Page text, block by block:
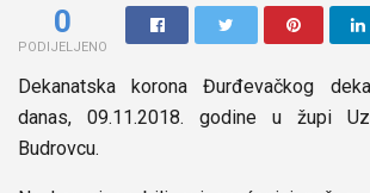
0
PODIJELJENO
Dekanatska korona Đurđevačkog
danas, 09.11.2018. godine u župi
Budrovcu.